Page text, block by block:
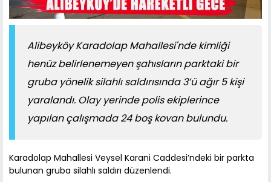
Alibeyköy Karadolap Mahallesi'nde kimliği
henüz belirlenemeyen şahısların parktaki bir
gruba yönelik silahlı saldırısında 3’ü ağır 5 kişi
yaralandı. Olay yerinde polis ekiplerince
yapılan çalışmada 24 boş kovan bulundu.
Karadolap Mahallesi Veysel Karani Caddesi’ndeki bir parkta
bulunan gruba silahlı saldırı düzenlendi.